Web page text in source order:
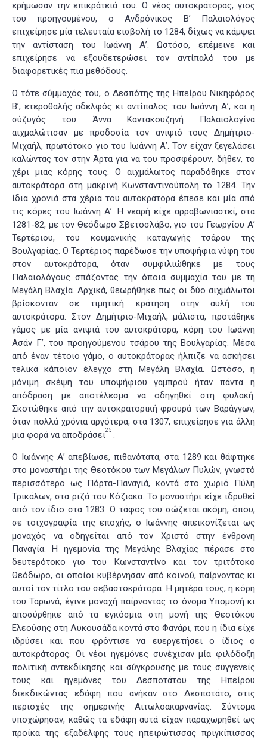
ερήμωσαν την επικράτειά του. Ο νέος αυτοκράτορας, γιος
του προηγουμένου, ο Ανδρόνικος Β’ Παλαιολόγος
επιχείρησε μία τελευταία εισβολή το 1284, δίχως να κάμψει
την αντίσταση του Ιωάννη Α’. Ωστόσο, επέμεινε και
επιχείρησε να εξουδετερώσει τον αντίπαλό του με
διαφορετικές πια μεθόδους.
Ο τότε σύμμαχός του, ο Δεσπότης της Ηπείρου Νικηφόρος
Β’, ετεροθαλής αδελφός κι αντίπαλος του Ιωάννη Α’, και η
σύζυγός του Άννα Καντακουζηνή Παλαιολογίνα
αιχμαλώτισαν με προδοσία τον ανιψιό τους Δημήτριο-
Μιχαήλ, πρωτότοκο γιο του Ιωάννη Α’. Τον είχαν ξεγελάσει
καλώντας τον στην Άρτα για να του προσφέρουν, δήθεν, το
χέρι μιας κόρης τους. Ο αιχμάλωτος παραδόθηκε στον
αυτοκράτορα στη μακρινή Κωνσταντινούπολη το 1284. Την
ίδια χρονιά στα χέρια του αυτοκράτορα έπεσε και μία από
τις κόρες του Ιωάννη Α’. Η νεαρή είχε αρραβωνιαστεί, στα
1281-82, με τον Θεόδωρο Σβετοσλάβο, γιο του Γεωργίου Α’
Τερτέριου, του κουμανικής καταγωγής τσάρου της
Βουλγαρίας. Ο Τερτέριος παρέδωσε την υποψήφια νύφη του
στον αυτοκράτορα, όταν συμφιλιώθηκε με τους
Παλαιολόγους σπάζοντας την όποια συμμαχία του με τη
Μεγάλη Βλαχία. Αρχικά, θεωρήθηκε πως οι δύο αιχμάλωτοι
βρίσκονταν σε τιμητική κράτηση στην αυλή του
αυτοκράτορα. Στον Δημήτριο-Μιχαήλ, μάλιστα, προτάθηκε
γάμος με μία ανιψιά του αυτοκράτορα, κόρη του Ιωάννη
Ασάν Γ’, του προηγούμενου τσάρου της Βουλγαρίας. Μέσα
από έναν τέτοιο γάμο, ο αυτοκράτορας ήλπιζε να ασκήσει
τελικά κάποιον έλεγχο στη Μεγάλη Βλαχία. Ωστόσο, η
μόνιμη σκέψη του υποψήφιου γαμπρού ήταν πάντα η
απόδραση με αποτέλεσμα να οδηγηθεί στη φυλακή.
Σκοτώθηκε από την αυτοκρατορική φρουρά των Βαράγγων,
όταν πολλά χρόνια αργότερα, στα 1307, επιχείρησε για άλλη
μια φορά να αποδράσει25 .
Ο Ιωάννης Α’ απεβίωσε, πιθανότατα, στα 1289 και θάφτηκε
στο μοναστήρι της Θεοτόκου των Μεγάλων Πυλών, γνωστό
περισσότερο ως Πόρτα-Παναγιά, κοντά στο χωριό Πύλη
Τρικάλων, στα ριζά του Κόζιακα. Το μοναστήρι είχε ιδρυθεί
από τον ίδιο στα 1283. Ο τάφος του σώζεται ακόμη, όπου,
σε τοιχογραφία της εποχής, ο Ιωάννης απεικονίζεται ως
μοναχός να οδηγείται από τον Χριστό στην ένθρονη
Παναγία. Η ηγεμονία της Μεγάλης Βλαχίας πέρασε στο
δευτερότοκο γιο του Κωνσταντίνο και τον τριτότοκο
Θεόδωρο, οι οποίοι κυβέρνησαν από κοινού, παίρνοντας κι
αυτοί τον τίτλο του σεβαστοκράτορα. Η μητέρα τους, η κόρη
του Ταρωνά, έγινε μοναχή παίρνοντας το όνομα Υπομονή κι
αποσύρθηκε από τα εγκόσμια στη μονή της Θεοτόκου
Ελεούσης στη Λυκουσάδα κοντά στο Φανάρι, που η ίδια είχε
ιδρύσει και που φρόντισε να ευεργετήσει ο ίδιος ο
αυτοκράτορας. Οι νέοι ηγεμόνες συνέχισαν μία φιλόδοξη
πολιτική αντεκδίκησης και σύγκρουσης με τους συγγενείς
τους και ηγεμόνες του Δεσποτάτου της Ηπείρου
διεκδικώντας εδάφη που ανήκαν στο Δεσποτάτο, στις
περιοχές της σημερινής Αιτωλοακαρνανίας. Σύντομα
υποχώρησαν, καθώς τα εδάφη αυτά είχαν παραχωρηθεί ως
προίκα της εξαδέλφης τους ηπειρώτισσας πριγκίπισσας